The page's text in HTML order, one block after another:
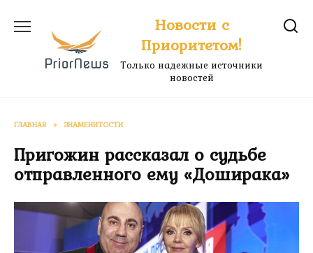
содержанию
Новости с
Приоритетом!
Только надежные источники
новостей
ГЛАВНАЯ » ЗНАМЕНИТОСТИ
Пригожин рассказал о судьбе
отправленного ему «Доширака»